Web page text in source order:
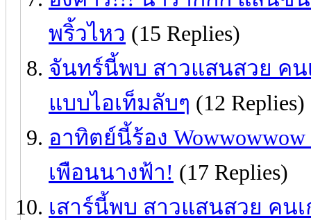
พริ้วไหว (15 Replies)
จันทร์นี้พบ สาวแสนสวย คน
แบบไอเท็มลับๆ (12 Replies)
อาทิตย์นี้ร้อง
เพือนนางฟ้า! (17 Replies)
เสาร์นี้พบ สาวแสนสวย คน